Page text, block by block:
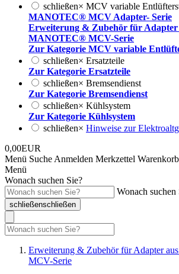
schließen× MCV variable
MANOTEC® MCV Adapter- Serie
Erweiterung & Zubehör für Adapter
MANOTEC® MCV-Serie
Zur Kategorie MCV variable
schließen× Ersatzteile
Zur Kategorie Ersatzteile
schließen× Bremsendienst
Zur Kategorie Bremsendienst
schließen× Kühlsystem
Zur Kategorie Kühlsystem
schließen× Hinweise zur
0,00EUR
Menü Suche Anmelden Merkzettel Warenkorb
Menü
Wonach suchen Sie?
Wonach suchen
schließenschließen
Erweiterung & Zubehör für Adapter
MCV-Serie